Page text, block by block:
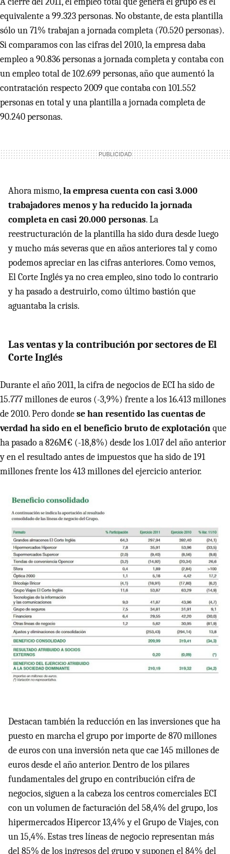
equivalente a 99.323 personas. No obstante, de esta plantilla
sólo un 71% trabajan a jornada completa (70.520 personas).
Si comparamos con las cifras del 2010, la empresa daba
empleo a 90.836 personas a jornada completa y contaba con
un empleo total de 102.699 personas, año que aumentó la
contratación respecto 2009 que contaba con 101.552
personas en total y una plantilla a jornada completa de
90.240 personas.
Ahora mismo,la empresa cuenta con casi 3.000
trabajadores menos y ha reducido la jornada
completa en casi 20.000 personas. La
reestructuración de la plantilla ha sido dura desde luego
y mucho más severas que en años anteriores tal y como
podemos apreciar en las cifras anteriores. Como vemos,
El Corte Inglés ya no crea empleo, sino todo lo contrario
y ha pasado a destruirlo, como último bastión que
aguantaba la crisis.
Las ventas y la contribución por sectores de El
Corte Inglés
Durante el año 2011, la cifra de negocios deECIha sido de
15.777 millones de euros (-3,9%) frente a los 16.413 millones
de 2010. Pero dondese han resentido las cuentas de
verdad ha sido en el beneficio bruto de explotaciónque
ha pasado a 826M€ (-18,8%) desde los 1.017 del año anterior
y en el resultado antes de impuestos que ha sido de 191
millones frente los 413 millones del ejercicio anterior.
Destacan también la reducción en las inversiones que ha
puesto en marcha el grupo por importe de 870 millones
de euros con una inversión neta que cae 145 millones de
euros desde el año anterior. Dentro de los pilares
fundamentales del grupo en contribución cifra de
negocios, siguen a la cabeza los centros comercialesECI
con un volumen de facturación del 58,4% del grupo, los
hipermercados Hipercor 13,4% y el Grupo de Viajes, con
un 15,4%. Estas tres líneas de negocio representan más
del 85% de los ingresos del grupo y suponen el 84% del